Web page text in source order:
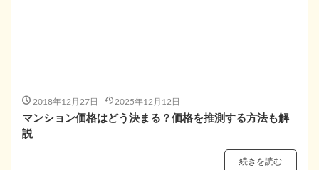
2018年12月27日 2025年12月12日
マンション価格はどう決まる？価格を推測する方法も解
説
続きを読む